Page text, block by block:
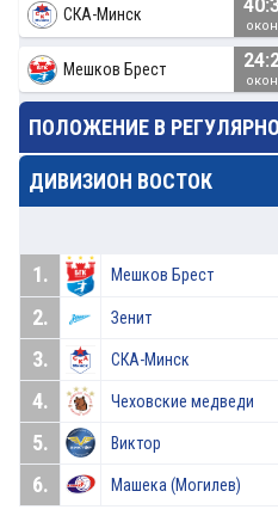
СКА-Минск
Мешков Брест
ПОЛОЖЕНИЕ В
ДИВИЗИОН ВОСТОК
1. Мешков Брест
2.
Зенит
3.
СКА-Минск
4.
Чеховские медведи
5.
Виктор
6.
Машека (Могилев)